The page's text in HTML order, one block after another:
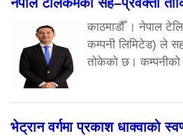
काठमाडौँ । नेपाल
कम्पनी लिमिटेड) ले
तोकेको छ। कम्पनीको
भेट्रान वर्गमा प्रकाश धाक्वाको